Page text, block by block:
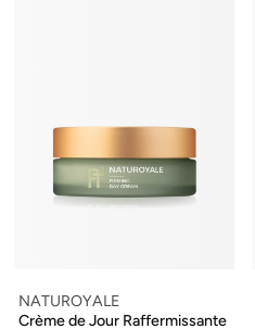
NATUROYALE
Crème de Jour Raffermissante